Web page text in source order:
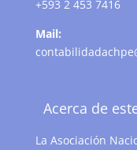
+593 2 453 7416
Mail:
Acerca de
La Asociación